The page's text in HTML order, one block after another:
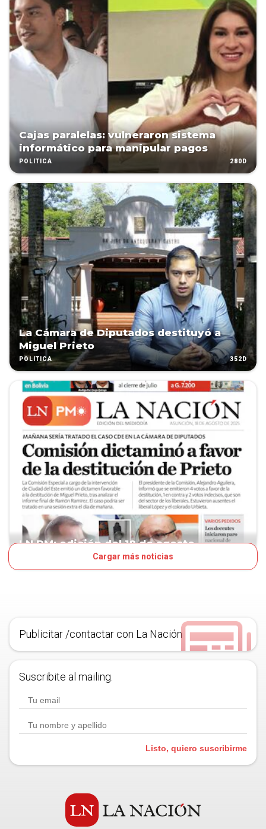
Cajas paralelas: vulneraron sistema
informático para manipular pagos
POLÍTICA 280D
La Cámara de Diputados destituyó a
Miguel Prieto
POLÍTICA 352D
LN PM: edición del 18 de agosto
Cargar más noticias
Publicitar /contactar con La Nación
Suscribite al mailing.
Listo, quiero suscribirme